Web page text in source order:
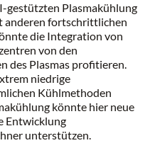
gestützten Plasmakühlung
anderen fortschrittlichen
die Integration von
von den
des Plasmas profitieren.
niedrige
Kühlmethoden
könnte hier neue
Entwicklung
unterstützen.